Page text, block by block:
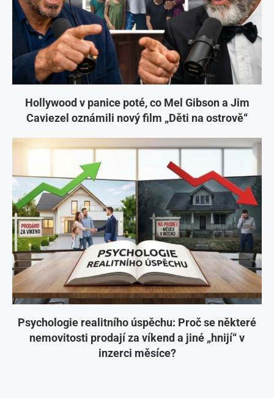
Hollywood v panice poté, co Mel Gibson a Jim
Caviezel oznámili nový film „Děti na ostrově“
Psychologie realitního úspěchu: Proč se některé
nemovitosti prodají za víkend a jiné „hnijí“ v
inzerci měsíce?